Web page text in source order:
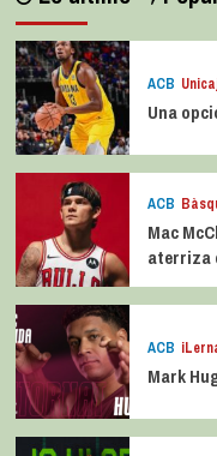
ACB
Una
ACB
Mac
aterriza
ACB
Mark